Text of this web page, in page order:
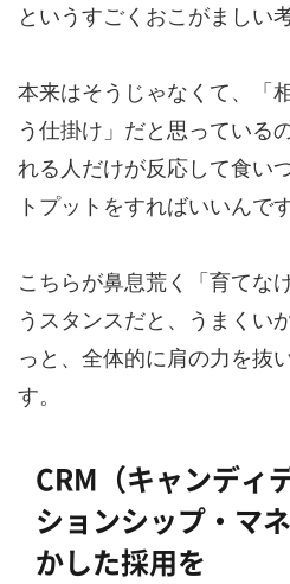
というすごくおこがましい
本来はそうじゃなくて、「
う仕掛け」だと思っている
れる人だけが反応して食い
トプットをすればいいんです
こちらが鼻息荒く「育てな
うスタンスだと、うまくい
っと、全体的に肩の力を抜
す。
CRM（キャンディ
ションシップ・マ
かした採用を